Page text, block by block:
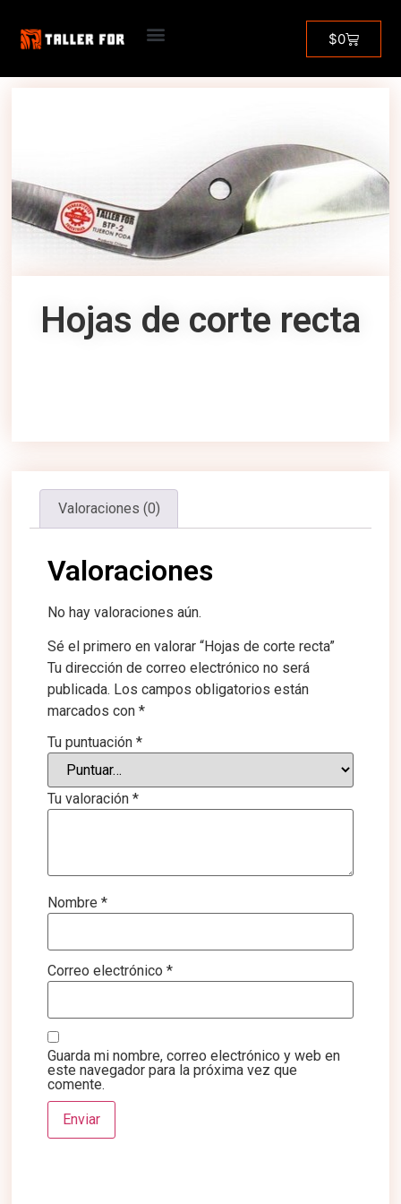
$0
Inicio/Herramientas de poda / Hojas de corte recta
Hojas de corte recta
Valoraciones (0)
Valoraciones
No hay valoraciones aún.
Sé el primero en valorar “Hojas de corte recta”
Tu dirección de correo electrónico no será
publicada. Los campos obligatorios están
marcados con*
Tu puntuación*
Tu valoración*
Nombre*
Correo electrónico*
Guarda mi nombre, correo electrónico y web en
este navegador para la próxima vez que
comente.